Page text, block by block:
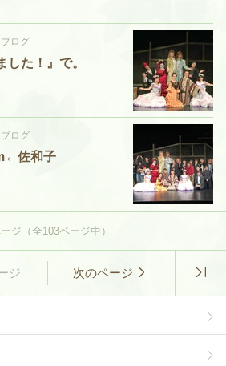
ログ
した！』で。
ログ
佐和子
ジ（全103ページ中）
ジ 次のページ